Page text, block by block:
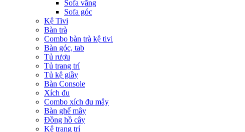
Sofa văng
Sofa góc
Kệ Tivi
Bàn trà
Combo bàn trà kệ tivi
Bàn góc, tab
Tủ rượu
Tủ trang trí
Tủ kệ giầy
Bàn Console
Xích đu
Combo xích đu mây
Bàn ghế mây
Đồng hồ cây
Kệ trang trí